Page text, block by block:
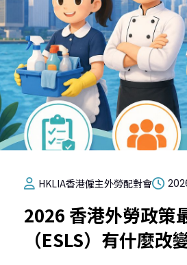
HKLIA香港僱主外勞配對會
2026 香港外勞政策
（ESLS）有什麼